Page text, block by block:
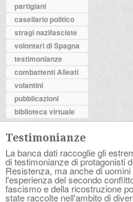
partigiani
casellario politico
stragi nazifasciste
volontari di Spagna
testimonianze
combattenti Alleati
volantini
pubblicazioni
biblioteca virtuale
Testimonianze
La banca dati raccoglie gli
di testimonianze di protagonisti
Resistenza, ma anche di
l'esperienza del secondo
fascismo e della ricostruzione
state raccolte nell'ambito di